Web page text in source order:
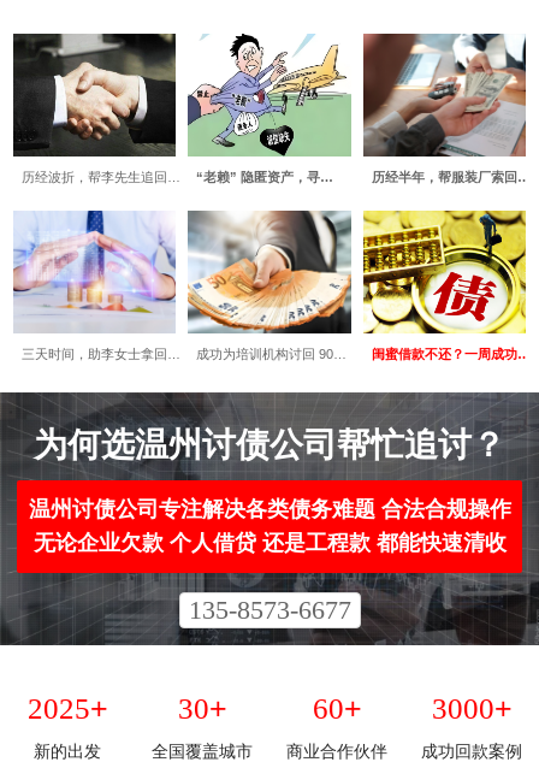
历经波折，帮李先生追回…
三天时间，助李女士拿回…
“老赖” 隐匿资产，寻…
成功为培训机构讨回 90…
历经半年，帮服装厂索回…
闺蜜借款不还？一周成功…
为何选温州讨债公司帮忙追讨？​
温州讨债公司专注解决各类债务难题 合法合规操作
无论企业欠款 个人借贷 还是工程款 都能快速清收
135-8573-6677
2025+
新的出发
30+
全国覆盖城市
60+
商业合作伙伴
3000+
成功回款案例